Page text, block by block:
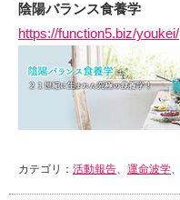
陰陽バランス食養学
https://function5.biz/youkei/
カテゴリ： 活動報告、 運命波学、